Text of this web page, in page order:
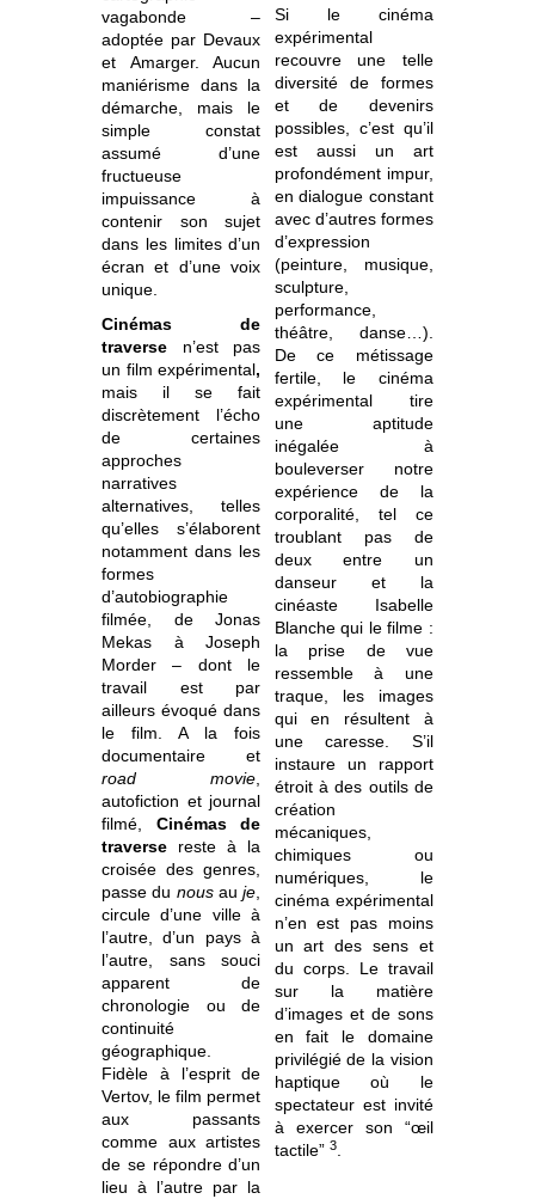
vagabonde –
adoptée par Devaux
et Amarger. Aucun
maniérisme dans la
démarche, mais le
simple constat
assumé d’une
fructueuse
impuissance à
contenir son sujet
dans les limites d’un
écran et d’une voix
unique.
Cinémas de
traverse n’est pas
un film expérimental,
mais il se fait
discrètement l’écho
de certaines
approches
narratives
alternatives, telles
qu’elles s’élaborent
notamment dans les
formes
d’autobiographie
filmée, de Jonas
Mekas à Joseph
Morder – dont le
travail est par
ailleurs évoqué dans
le film. A la fois
documentaire et
road movie,
autofiction et journal
filmé, Cinémas de
traverse reste à la
croisée des genres,
passe du nousauje,
circule d’une ville à
l’autre, d’un pays à
l’autre, sans souci
apparent de
chronologie ou de
continuité
géographique.
Fidèle à l’esprit de
Vertov, le film permet
aux passants
comme aux artistes
de se répondre d’un
lieu à l’autre par la
Si le cinéma
expérimental
recouvre une telle
diversité de formes
et de devenirs
possibles, c’est qu’il
est aussi un art
profondément impur,
en dialogue constant
avec d’autres formes
d’expression
(peinture, musique,
sculpture,
performance,
théâtre, danse…).
De ce métissage
fertile, le cinéma
expérimental tire
une aptitude
inégalée à
bouleverser notre
expérience de la
corporalité, tel ce
troublant pas de
deux entre un
danseur et la
cinéaste Isabelle
Blanche qui le filme :
la prise de vue
ressemble à une
traque, les images
qui en résultent à
une caresse. S’il
instaure un rapport
étroit à des outils de
création
mécaniques,
chimiques ou
numériques, le
cinéma expérimental
n’en est pas moins
un art des sens et
du corps. Le travail
sur la matière
d’images et de sons
en fait le domaine
privilégié de la vision
haptique où le
spectateur est invité
à exercer son “œil
tactile” 3.